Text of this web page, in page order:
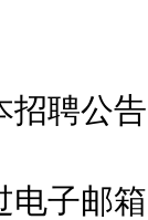
聘公告
子邮箱